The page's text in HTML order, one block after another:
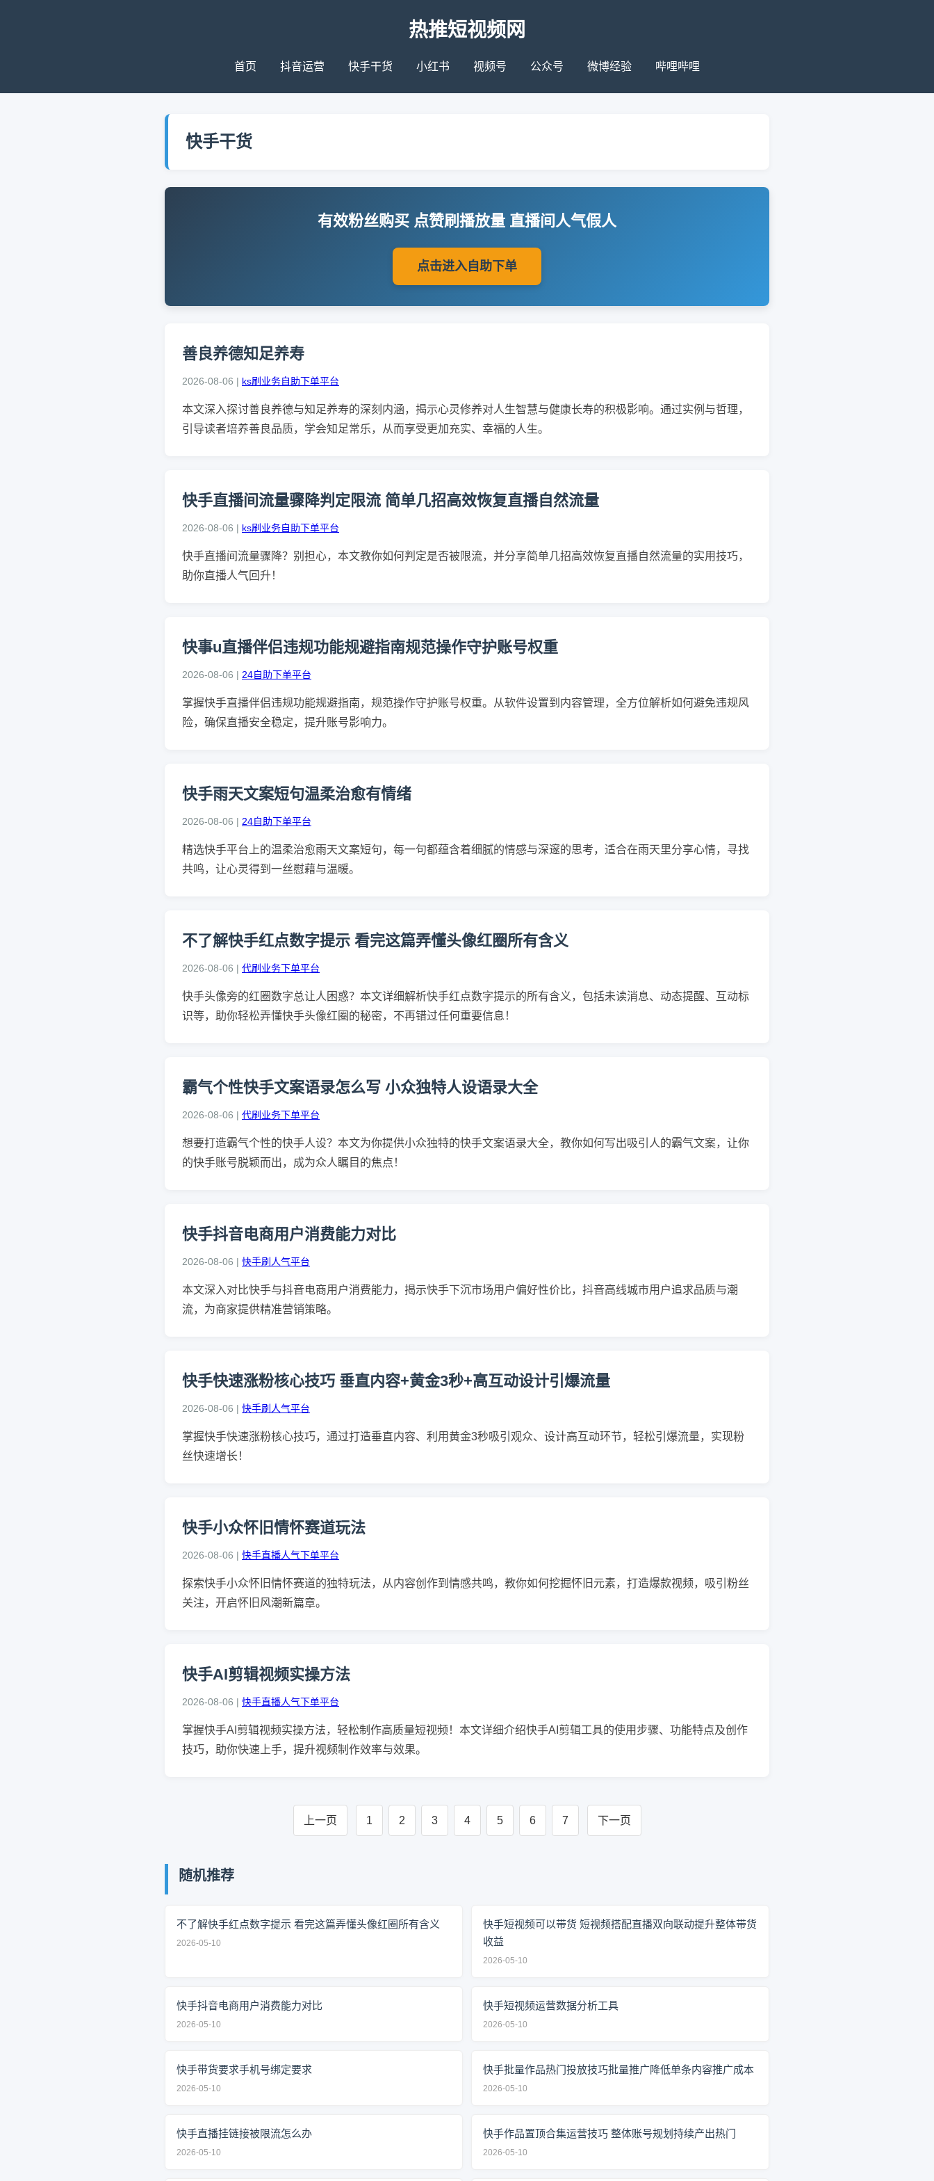
热推短视频网
首页 抖音运营 快手干货 小红书 视频号 公众号 微博经验 哔哩哔哩
快手干货
有效粉丝购买 点赞刷播放量 直播间人气假人
点击进入自助下单
善良养德知足养寿
2026-08-06 | ks刷业务自助下单平台
本文深入探讨善良养德与知足养寿的深刻内涵，揭示心灵修养对人生智慧与健康长寿的积极影响。通过实例与哲理，
引导读者培养善良品质，学会知足常乐，从而享受更加充实、幸福的人生。
快手直播间流量骤降判定限流 简单几招高效恢复直播自然流量
2026-08-06 | ks刷业务自助下单平台
快手直播间流量骤降？别担心，本文教你如何判定是否被限流，并分享简单几招高效恢复直播自然流量的实用技巧，
助你直播人气回升！
快事u直播伴侣违规功能规避指南规范操作守护账号权重
2026-08-06 | 24自助下单平台
掌握快手直播伴侣违规功能规避指南，规范操作守护账号权重。从软件设置到内容管理，全方位解析如何避免违规风
险，确保直播安全稳定，提升账号影响力。
快手雨天文案短句温柔治愈有情绪
2026-08-06 | 24自助下单平台
精选快手平台上的温柔治愈雨天文案短句，每一句都蕴含着细腻的情感与深邃的思考，适合在雨天里分享心情，寻找
共鸣，让心灵得到一丝慰藉与温暖。
不了解快手红点数字提示 看完这篇弄懂头像红圈所有含义
2026-08-06 | 代刷业务下单平台
快手头像旁的红圈数字总让人困惑？本文详细解析快手红点数字提示的所有含义，包括未读消息、动态提醒、互动标
识等，助你轻松弄懂快手头像红圈的秘密，不再错过任何重要信息！
霸气个性快手文案语录怎么写 小众独特人设语录大全
2026-08-06 | 代刷业务下单平台
想要打造霸气个性的快手人设？本文为你提供小众独特的快手文案语录大全，教你如何写出吸引人的霸气文案，让你
的快手账号脱颖而出，成为众人瞩目的焦点！
快手抖音电商用户消费能力对比
2026-08-06 | 快手刷人气平台
本文深入对比快手与抖音电商用户消费能力，揭示快手下沉市场用户偏好性价比，抖音高线城市用户追求品质与潮
流，为商家提供精准营销策略。
快手快速涨粉核心技巧 垂直内容+黄金3秒+高互动设计引爆流量
2026-08-06 | 快手刷人气平台
掌握快手快速涨粉核心技巧，通过打造垂直内容、利用黄金3秒吸引观众、设计高互动环节，轻松引爆流量，实现粉
丝快速增长！
快手小众怀旧情怀赛道玩法
2026-08-06 | 快手直播人气下单平台
探索快手小众怀旧情怀赛道的独特玩法，从内容创作到情感共鸣，教你如何挖掘怀旧元素，打造爆款视频，吸引粉丝
关注，开启怀旧风潮新篇章。
快手AI剪辑视频实操方法
2026-08-06 | 快手直播人气下单平台
掌握快手AI剪辑视频实操方法，轻松制作高质量短视频！本文详细介绍快手AI剪辑工具的使用步骤、功能特点及创作
技巧，助你快速上手，提升视频制作效率与效果。
上一页 1 2 3 4 5 6 7 下一页
随机推荐
不了解快手红点数字提示 看完这篇弄懂头像红圈所有含义
2026-05-10
快手短视频可以带货 短视频搭配直播双向联动提升整体带货
收益
2026-05-10
快手抖音电商用户消费能力对比
2026-05-10
快手短视频运营数据分析工具
2026-05-10
快手带货要求手机号绑定要求
2026-05-10
快手批量作品热门投放技巧批量推广降低单条内容推广成本
2026-05-10
快手直播挂链接被限流怎么办
2026-05-10
快手作品置顶合集运营技巧 整体账号规划持续产出热门
2026-05-10